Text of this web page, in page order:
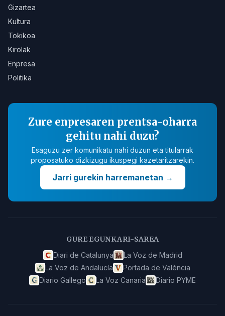
Gizartea
Kultura
Tokikoa
Kirolak
Enpresa
Politika
Zure enpresaren prentsa-oharra
gehitu nahi duzu?
Esaguzu zer komunikatu nahi duzun eta titularrak
proposatuko dizkizugu ikuspegi kazetaritzarekin.
Jarri gurekin harremanetan →
GURE EGUNKARI-SAREA
Diari de Catalunya
La Voz de Madrid
La Voz de Andalucía
Portada de València
Diario Gallego
La Voz Canaria Diario PYME